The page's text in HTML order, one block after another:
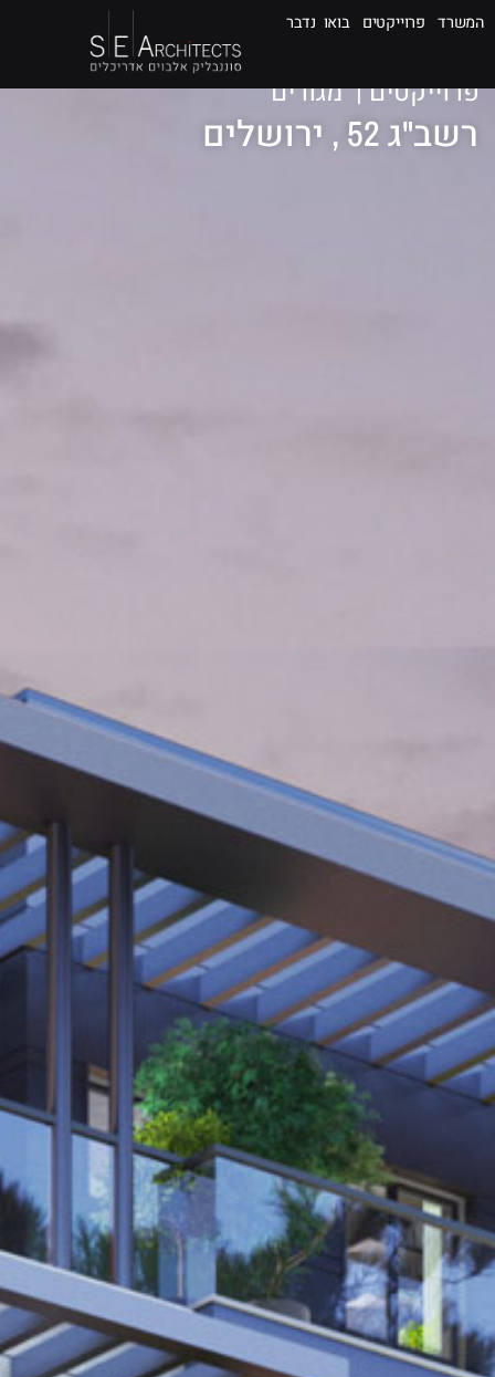
המשרד פרוייקטים בואו נדבר
פרוייקטים|מגורים
רשב"ג 52 , ירושלים